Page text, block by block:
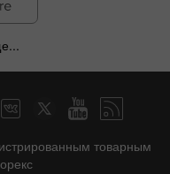
товарным